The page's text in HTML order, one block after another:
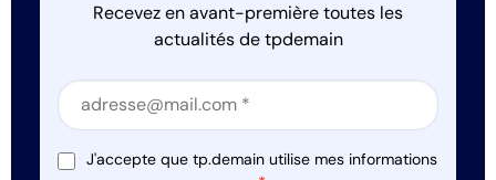
Recevez en avant-première toutes les
actualités de tpdemain
Section
Section
J'accepte que tp.demain utilise mes informations